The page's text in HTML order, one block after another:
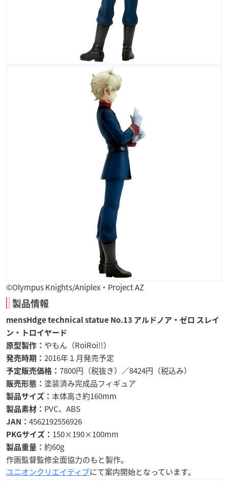
©Olympus Knights/Aniplex・Project AZ
製品情報
mensHdge technical statue No.13 アルドノア・ゼロ スレイ
ン・トロイヤード
原型製作： やもん（RoiRoi!!）
発売時期： 2016年１月発売予定
予定販売価格： 7800円（税抜き）／8424円（税込み）
販売形態： 塗装済み完成品フィギュア
製品サイズ： 本体高さ約160mm
製品素材： PVC、ABS
JAN： 4562192556926
PKGサイズ： 150×190×100mm
製品重量： 約60g
作画監督監修全面協力のもと製作。
ユニオンクリエイティブにて案内開始となっています。